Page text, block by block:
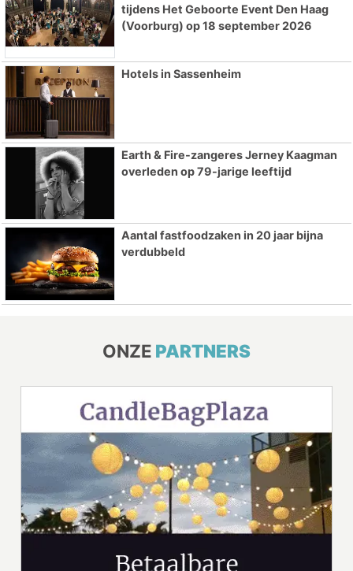
tijdens Het Geboorte Event Den Haag
(Voorburg) op 18 september 2026
Hotels in Sassenheim
Earth & Fire-zangeres Jerney Kaagman
overleden op 79-jarige leeftijd
Aantal fastfoodzaken in 20 jaar bijna
verdubbeld
ONZE PARTNERS